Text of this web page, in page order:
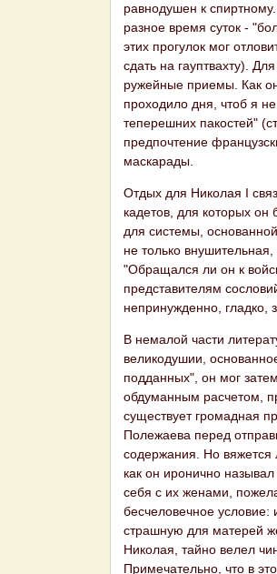
равнодушен к
разное время суток -
этих прогулок мог
сдать на гауптвахту).
ружейные приемы. Как
проходило дня, чтоб я
теперешних пакостей"
предпочтение
маскарады.
Отдых для Николая I
кадетов, для которых
для системы,
не только
"Обращался ли он к
представителям
непринужденно, гладко,
В немалой части
великодушии,
подданных", он мог
обдуманным расчетом,
существует громадная
Полежаева перед
содержания. Но вяжется
как он иронично
себя с их женами,
бесчеловечное
страшную для матерей
Николая, тайно велел
Примечательно, что в